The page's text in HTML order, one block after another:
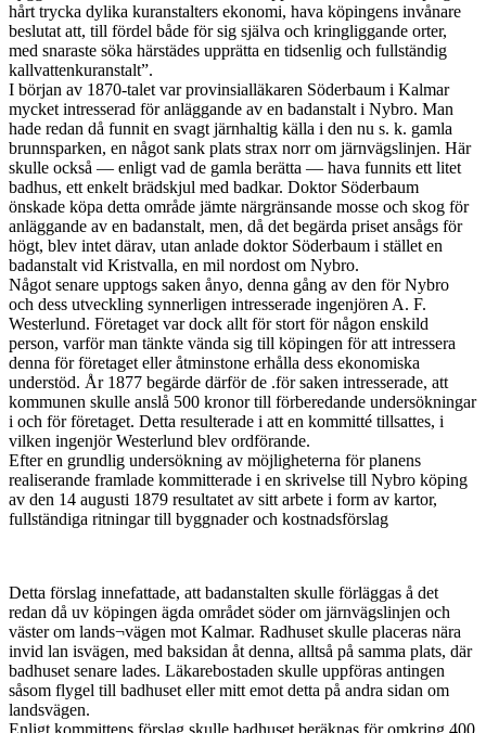
hårt trycka dylika kuranstalters ekonomi, hava köpingens invånare
beslutat att, till fördel både för sig själva och kringliggande orter,
med snaraste söka härstädes upprätta en tidsenlig och fullständig
kallvattenkuranstalt”.
I början av 1870-talet var provinsialläkaren Söderbaum i Kalmar
mycket intresserad för anläggande av en badanstalt i Nybro. Man
hade redan då funnit en svagt järnhaltig källa i den nu s. k. gamla
brunnsparken, en något sank plats strax norr om järnvägslinjen. Här
skulle också — enligt vad de gamla berätta — hava funnits ett litet
badhus, ett enkelt brädskjul med badkar. Doktor Söderbaum
önskade köpa detta område jämte närgränsande mosse och skog för
anläggande av en badanstalt, men, då det begärda priset ansågs för
högt, blev intet därav, utan anlade doktor Söderbaum i stället en
badanstalt vid Kristvalla, en mil nordost om Nybro.
Något senare upptogs saken ånyo, denna gång av den för Nybro
och dess utveckling synnerligen intresserade ingenjören A. F.
Westerlund. Företaget var dock allt för stort för någon enskild
person, varför man tänkte vända sig till köpingen för att intressera
denna för företaget eller åtminstone erhålla dess ekonomiska
understöd. År 1877 begärde därför de .för saken intresserade, att
kommunen skulle anslå 500 kronor till förberedande undersökningar
i och för företaget. Detta resulterade i att en kommitté tillsattes, i
vilken ingenjör Westerlund blev ordförande.
Efter en grundlig undersökning av möjligheterna för planens
realiserande framlade kommitterade i en skrivelse till Nybro köping
av den 14 augusti 1879 resultatet av sitt arbete i form av kartor,
fullständiga ritningar till byggnader och kostnadsförslag
Detta förslag innefattade, att badanstalten skulle förläggas å det
redan då uv köpingen ägda området söder om järnvägslinjen och
väster om lands¬vägen mot Kalmar. Radhuset skulle placeras nära
invid lan isvägen, med baksidan åt denna, alltså på samma plats, där
badhuset senare lades. Läkarebostaden skulle uppföras antingen
såsom flygel till badhuset eller mitt emot detta på andra sidan om
landsvägen.
Enligt kommittens förslag skulle badhuset beräknas för omkring 400